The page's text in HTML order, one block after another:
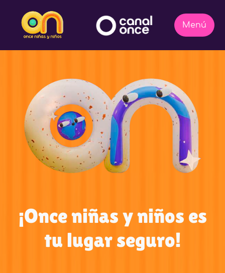
¡Once niñas y niños es
tu lugar seguro!